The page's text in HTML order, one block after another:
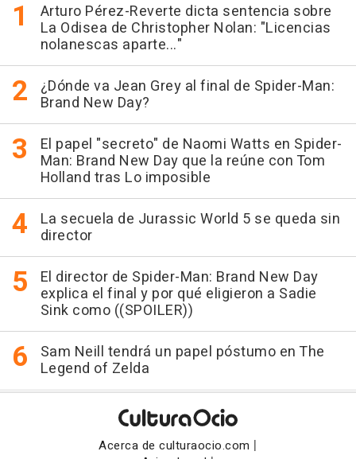
Arturo Pérez-Reverte dicta sentencia sobre
La Odisea de Christopher Nolan: "Licencias
nolanescas aparte..."
¿Dónde va Jean Grey al final de Spider-Man:
Brand New Day?
El papel "secreto" de Naomi Watts en Spider-
Man: Brand New Day que la reúne con Tom
Holland tras Lo imposible
La secuela de Jurassic World 5 se queda sin
director
El director de Spider-Man: Brand New Day
explica el final y por qué eligieron a Sadie
Sink como ((SPOILER))
Sam Neill tendrá un papel póstumo en The
Legend of Zelda
Acerca de culturaocio.com |